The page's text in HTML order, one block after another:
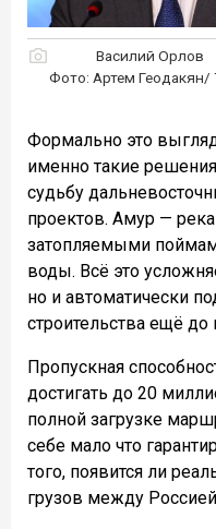
Василий Орлов
Фото: Артем Геодакян/
Формально это
именно такие
судьбу
проектов. Амур —
затопляемыми
воды. Всё это
но и автоматически
строительства ещё до
Пропускная
достигать до 20
полной загрузке
себе мало что
того, появится ли
грузов между